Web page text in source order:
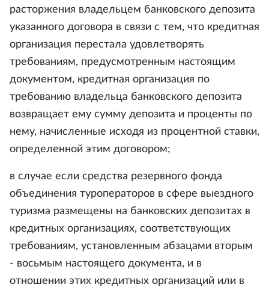
расторжения владельцем банковского депозита
указанного договора в связи с тем, что кредитная
организация перестала удовлетворять
требованиям, предусмотренным настоящим
документом, кредитная организация по
требованию владельца банковского депозита
возвращает ему сумму депозита и проценты по
нему, начисленные исходя из процентной ставки,
определенной этим договором;
в случае если средства резервного фонда
объединения туроператоров в сфере выездного
туризма размещены на банковских депозитах в
кредитных организациях, соответствующих
требованиям, установленным абзацами вторым
- восьмым настоящего документа, и в
отношении этих кредитных организаций или в